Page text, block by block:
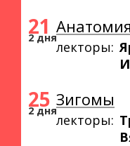
21
2 дня
лекторы:
25
2 дня
Зигомы
лекторы: